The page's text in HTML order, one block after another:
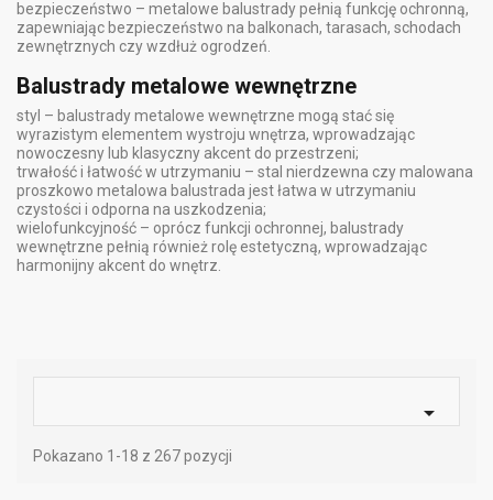
bezpieczeństwo – metalowe balustrady pełnią funkcję ochronną,
zapewniając bezpieczeństwo na balkonach, tarasach, schodach
zewnętrznych czy wzdłuż ogrodzeń.
Balustrady metalowe wewnętrzne
styl – balustrady metalowe wewnętrzne mogą stać się
wyrazistym elementem wystroju wnętrza, wprowadzając
nowoczesny lub klasyczny akcent do przestrzeni;
trwałość i łatwość w utrzymaniu – stal nierdzewna czy malowana
proszkowo metalowa balustrada jest łatwa w utrzymaniu
czystości i odporna na uszkodzenia;
wielofunkcyjność – oprócz funkcji ochronnej, balustrady
wewnętrzne pełnią również rolę estetyczną, wprowadzając
harmonijny akcent do wnętrz.

Pokazano 1-18 z 267 pozycji